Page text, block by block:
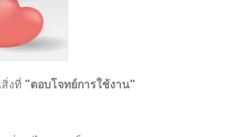
งที่ "ตอบโจทย์การใช้งาน"